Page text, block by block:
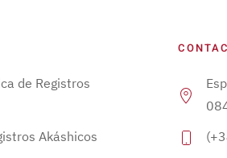
de Registros
Akáshicos